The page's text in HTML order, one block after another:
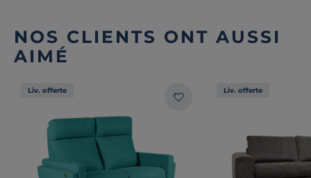
NOS CLIENTS ONT AUSSI
AIMÉ
Liv. offerte Liv. offerte